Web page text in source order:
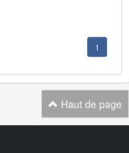
1
Haut de page